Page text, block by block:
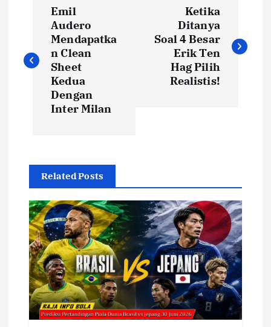
k
a
C
h
e
l
s
e
a
D
i
v
p
o
s
Emil
Audero
Mendapatka
n Clean
Sheet
Kedua
Dengan
Inter Milan
Ketika
Ditanya
Soal 4 Besar
Erik Ten
Hag Pilih
Realistis!
Related Posts